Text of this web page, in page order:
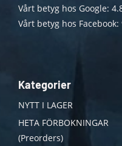
Vårt betyg hos Google:
Vårt betyg hos Facebook:
Kategorier
NYTT I LAGER
HETA FÖRBOKNINGAR
(Preorders)